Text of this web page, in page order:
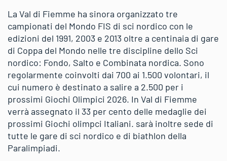
La Val di Fiemme ha sinora organizzato tre
campionati del Mondo FIS di sci nordico con le
edizioni del 1991, 2003 e 2013 oltre a centinaia di gare
di Coppa del Mondo nelle tre discipline dello Sci
nordico: Fondo, Salto e Combinata nordica. Sono
regolarmente coinvolti dai 700 ai 1.500 volontari, il
cui numero è destinato a salire a 2.500 per i
prossimi Giochi Olimpici 2026. In Val di Fiemme
verrà assegnato il 33 per cento delle medaglie dei
prossimi Giochi olimpci Italiani. sarà inoltre sede di
tutte le gare di sci nordico e di biathlon della
Paralimpiadi.